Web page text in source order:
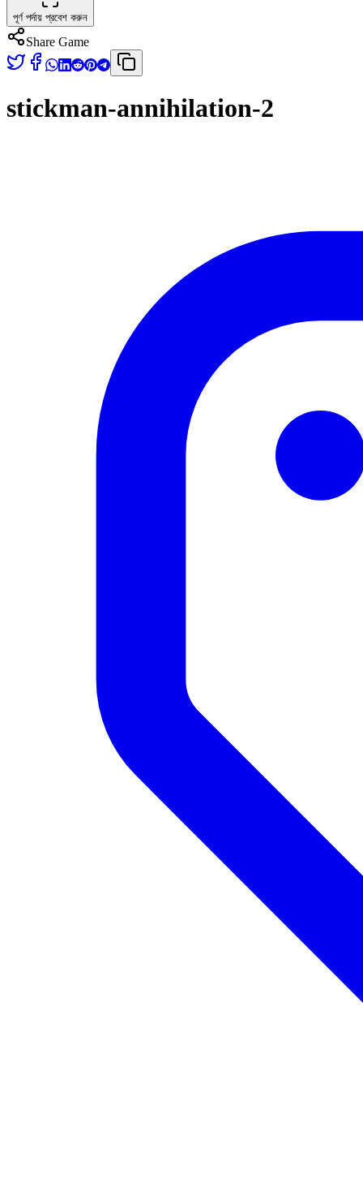
পূর্ণ পর্দায় প্রবেশ করুন
Share Game
stickman-annihilation-2